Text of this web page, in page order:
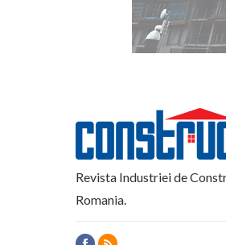
Revista Industriei de
Romania.